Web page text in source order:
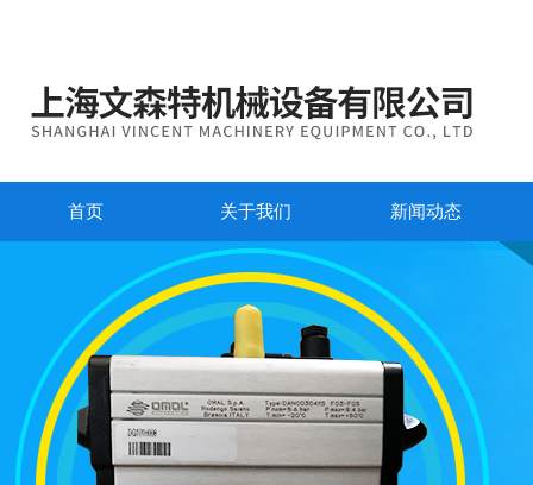
首页 关于我们 新闻动态